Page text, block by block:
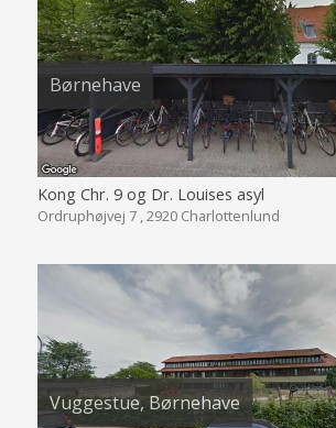
Børnehave
Kong Chr. 9 og Dr. Louises asyl
Ordruphøjvej 7 , 2920 Charlottenlund
Vuggestue, Børnehave